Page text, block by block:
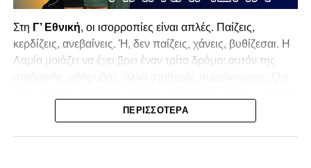
Στη Γ’ Εθνική, οι ισορροπίες είναι απλές. Παίζεις,
κερδίζεις, ανεβαίνεις. Ή, δεν παίζεις, χάνεις, βυθίζεσαι. Η
Λαμία μοιάζει να έχει βρει έναν τρίτο δρόμο: αυτόν της
της κατηγορίας. Της συρρίκνωσης της ίδιας της
ΠΕΡΙΣΣΌΤΕΡΑ